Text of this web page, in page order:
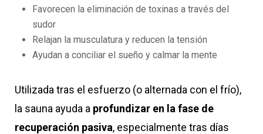
Favorecen la eliminación de toxinas a través del
sudor
Relajan la musculatura y reducen la tensión
Ayudan a conciliar el sueño y calmar la mente
Utilizada tras el esfuerzo (o alternada con el frío),
la sauna ayuda a profundizar en la fase de
recuperación pasiva, especialmente tras días